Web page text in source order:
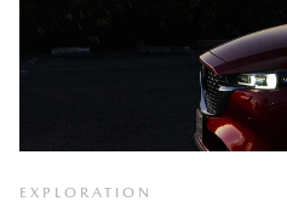
EXPLORATION